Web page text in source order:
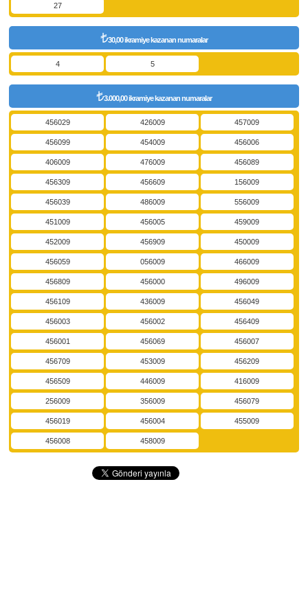
27
30,00 ikramiye kazanan numaralar
4 5
3.000,00 ikramiye kazanan numaralar
456029 426009 457009
456099 454009 456006
406009 476009 456089
456309 456609 156009
456039 486009 556009
451009 456005 459009
452009 456909 450009
456059 056009 466009
456809 456000 496009
456109 436009 456049
456003 456002 456409
456001 456069 456007
456709 453009 456209
456509 446009 416009
256009 356009 456079
456019 456004 455009
456008 458009